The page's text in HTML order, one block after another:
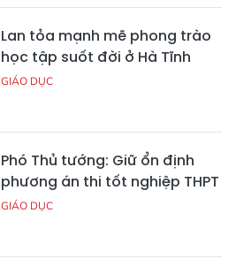
Lan tỏa mạnh mẽ phong trào
học tập suốt đời ở Hà Tĩnh
GIÁO DỤC
Phó Thủ tướng: Giữ ổn định
phương án thi tốt nghiệp THPT
GIÁO DỤC